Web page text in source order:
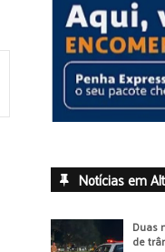
Notícias em
Duas
de